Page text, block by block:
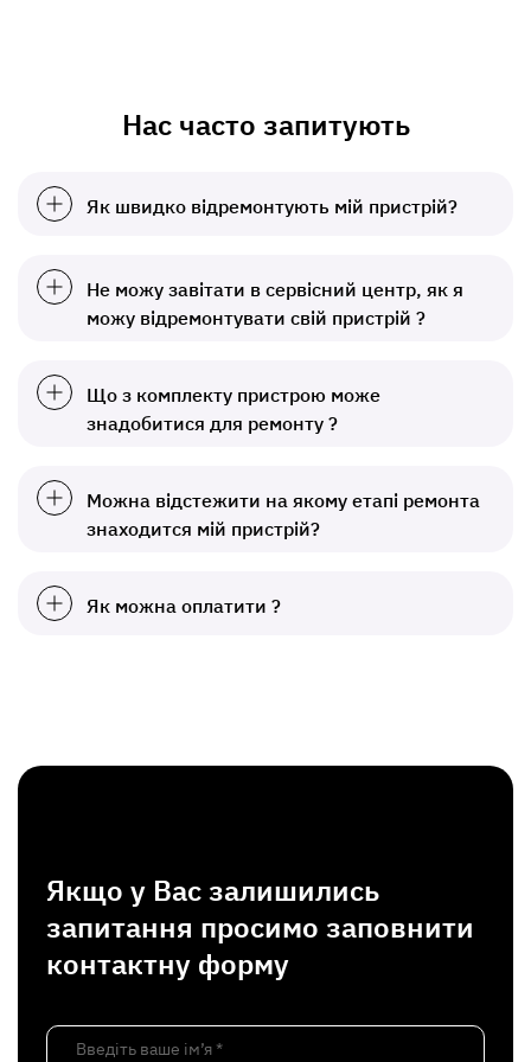
Нас часто запитують
Як швидко відремонтують мій пристрій?
Не можу завітати в сервісний центр, як я
можу відремонтувати свій пристрій ?
Що з комплекту пристрою може
знадобитися для ремонту ?
Можна відстежити на якому етапі ремонта
знаходится мій пристрій?
Як можна оплатити ?
Якщо у Вас залишились
запитання просимо заповнити
контактну форму
Введіть ваше ім’я *